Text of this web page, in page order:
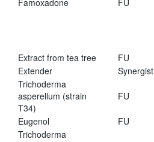
Famoxadone FU
Extract from tea tree FU
Extender
Synergist
Trichoderma
asperellum (strain
T34)
FU
Eugenol FU
Trichoderma